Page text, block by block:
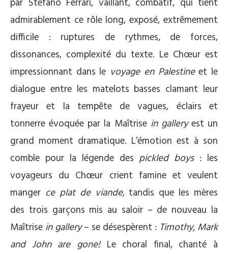
par Stefano Ferrari, vaillant, combatif, qui tient
admirablement ce rôle long, exposé, extrêmement
difficile : ruptures de rythmes, de forces,
dissonances, complexité du texte. Le Chœur est
impressionnant dans le voyage en Palestineet le
dialogue entre les matelots basses clamant leur
frayeur et la tempête de vagues, éclairs et
tonnerre évoquée par la Maîtrise in galleryest un
grand moment dramatique. L’émotion est à son
comble pour la légende despickled boys: les
voyageurs du Chœur crient famine et veulent
manger ce plat de viande, tandis que les mères
des trois garçons mis au saloir – de nouveau la
Maîtrise in gallery– se désespèrent : Timothy, Mark
and John are gone!Le choral final, chanté à